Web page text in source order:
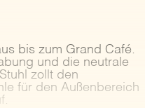
bis zum Grand Café.
und die neutrale
zollt den
für den Außenbereich